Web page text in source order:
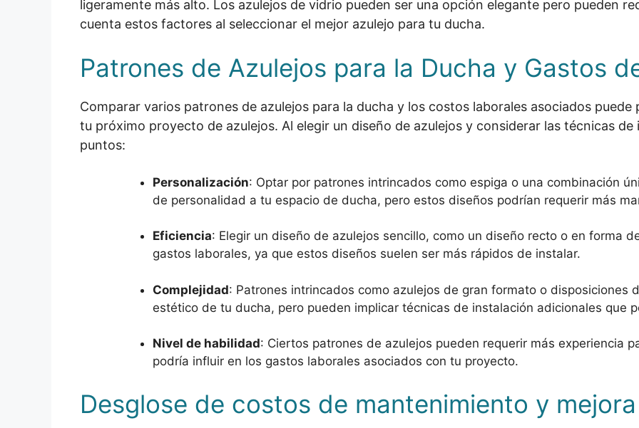
ligeramente más alto. Los azulejos de vidrio pueden ser una opción elegante pero pueden
cuenta estos factores al seleccionar el mejor azulejo para tu ducha.
Patrones de Azulejos para la Ducha y Gastos
Comparar varios patrones de azulejos para la ducha y los costos laborales asociados
tu próximo proyecto de azulejos. Al elegir un diseño de azulejos y considerar las técnicas
puntos:
Personalización: Optar por patrones intrincados como espiga o una combinación
de personalidad a tu espacio de ducha, pero estos diseños podrían requerir más
Eficiencia: Elegir un diseño de azulejos sencillo, como un diseño recto o en forma
gastos laborales, ya que estos diseños suelen ser más rápidos de instalar.
Complejidad: Patrones intrincados como azulejos de gran formato o disposiciones
estético de tu ducha, pero pueden implicar técnicas de instalación adicionales que
Nivel de habilidad: Ciertos patrones de azulejos pueden requerir más experiencia
podría influir en los gastos laborales asociados con tu proyecto.
Desglose de costos de mantenimiento y mejora